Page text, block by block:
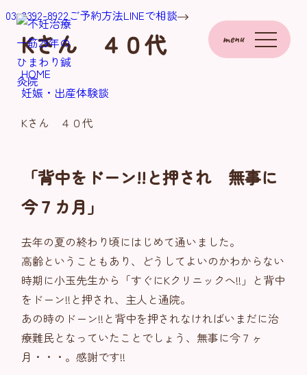
03-3392-8922ご予約方法LINEで相談
menu
Kさん ４０代
HOME
妊娠・出産体験談
Kさん ４０代
「背中をドーン!!と押され 無事に
今７カ月」
去年の夏の終わり頃にはじめて通いました。
高齢ということもあり、どうしてよいのかわからない
時期に小玉先生から「すぐにKクリニックへ!!」と背中
をドーン!!と押され、主人と通院。
あの時のドーン!!と背中を押されなければいまだに治
療難民となっていたことでしょう、無事に今７ヶ
月・・・。感謝です!!